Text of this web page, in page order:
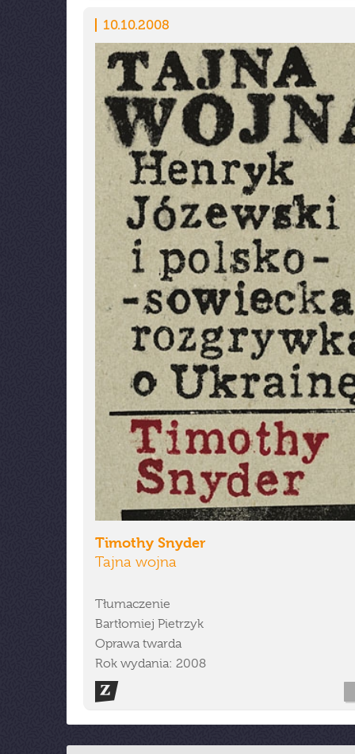
10.10.2008
Timothy Snyder
Tajna wojna
Tłumaczenie
Bartłomiej Pietrzyk
Oprawa twarda
Rok wydania: 2008